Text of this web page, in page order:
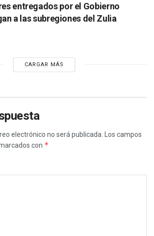
entregados por el Gobierno
a las subregiones del Zulia
CARGAR MÁS
electrónico no será publicada.
Los campos
con *